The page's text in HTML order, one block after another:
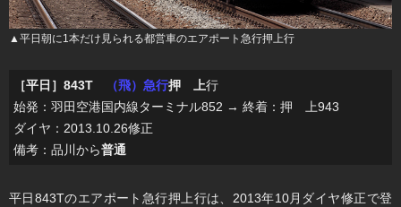
▲平日朝に1本だけ見られる都営車のエアポート急行押上行
［平日］843T （飛）急行押 上行
始発：羽田空港国内線ターミナル852 → 終着：押 上943
ダイヤ：2013.10.26修正
備考：品川から普通
平日843Tのエアポート急行押上行は、2013年10月ダイヤ修正で登